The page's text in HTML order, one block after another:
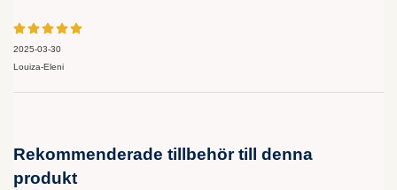
2025-03-30
Louiza-Eleni
Rekommenderade tillbehör till denna
produkt